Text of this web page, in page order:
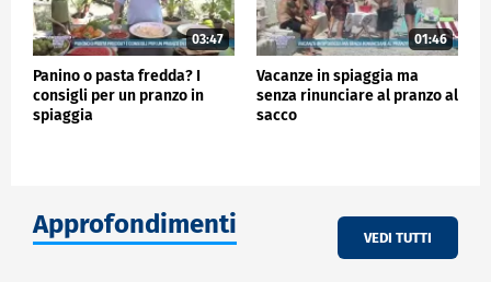
03:47
Panino o pasta fredda? I
consigli per un pranzo in
spiaggia
01:46
Vacanze in spiaggia ma
senza rinunciare al pranzo al
sacco
Approfondimenti VEDI TUTTI